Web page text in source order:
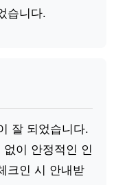
습니다.
잘 되었습니다.
이 안정적인 인
크인 시 안내받